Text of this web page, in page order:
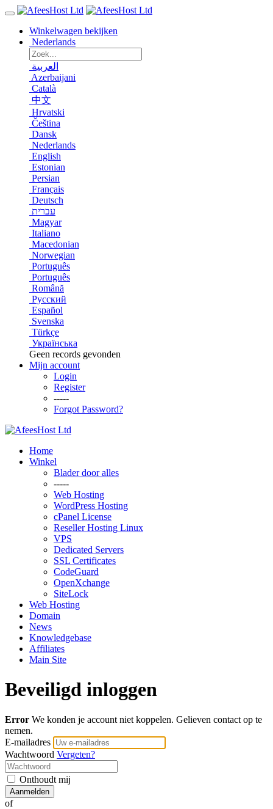
Winkelwagen bekijken
Nederlands
العربية
Azerbaijani
Català
中文
Hrvatski
Čeština
Dansk
Nederlands
English
Estonian
Persian
Français
Deutsch
עברית
Magyar
Italiano
Macedonian
Norwegian
Português
Português
Română
Русский
Español
Svenska
Türkçe
Українська
Geen records gevonden
Mijn account
Login
Register
-----
Forgot Password?
Home
Winkel
Blader door alles
-----
Web Hosting
WordPress Hosting
cPanel License
Reseller Hosting Linux
VPS
Dedicated Servers
SSL Certificates
CodeGuard
OpenXchange
SiteLock
Web Hosting
Domain
News
Knowledgebase
Affiliates
Main Site
Beveiligd inloggen
Error We konden je account niet koppelen. Gelieven contact op te
nemen.
E-mailadres
Wachtwoord Vergeten?
Onthoudt mij
Aanmelden
of